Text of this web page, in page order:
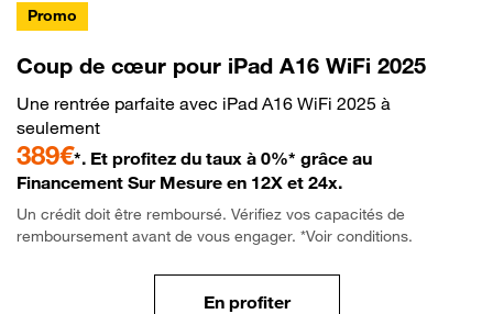
Promo
Coup de cœur pour iPad A16 WiFi 2025
Une rentrée parfaite avec iPad A16 WiFi 2025 à
seulement
389€*. Et profitez du taux à 0%* grâce au
Financement Sur Mesure en 12X et 24x.
Un crédit doit être remboursé. Vérifiez vos capacités de
remboursement avant de vous engager. *Voir conditions.
En profiter